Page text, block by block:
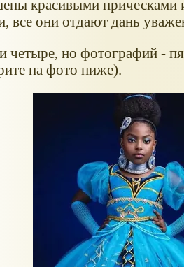
красивыми прическами
все они отдают дань
четыре, но фотографий -
на фото ниже).